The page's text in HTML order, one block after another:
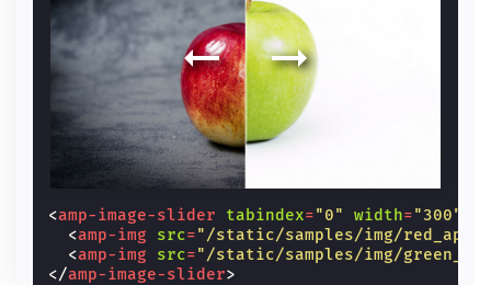
<amp-image-slider tabindex="0" width="300"
<amp-img src="/static/samples/img/
<amp-img src="/static/samples/img/
</amp-image-slider>